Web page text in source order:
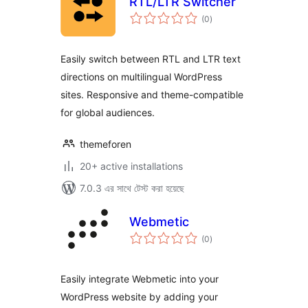
(0total
ratings
)
Easily switch between RTL and LTR text
directions on multilingual WordPress
sites. Responsive and theme-compatible
for global audiences.
themeforen
20+ active installations
7.0.3 এর সাথে টেস্ট করা হয়েছে
Webmetic
(0total
ratings
)
Easily integrate Webmetic into your
WordPress website by adding your